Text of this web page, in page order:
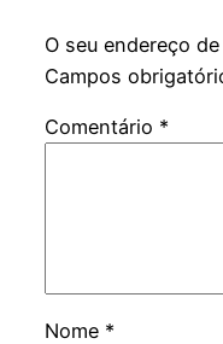
O seu endereço
Campos
Comentário *
Nome *